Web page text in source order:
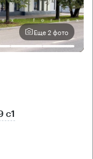
Еще 2 фото
с1